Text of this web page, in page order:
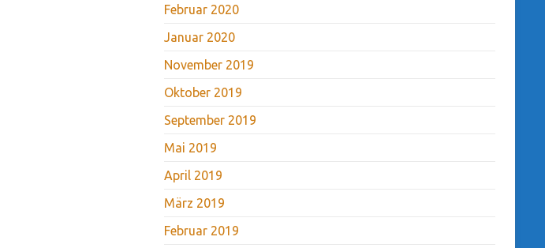
Februar 2020
Januar 2020
November 2019
Oktober 2019
September 2019
Mai 2019
April 2019
März 2019
Februar 2019